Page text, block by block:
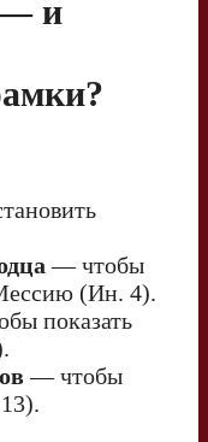
— и
— чтобы
(Ин. 4).
показать
— чтобы